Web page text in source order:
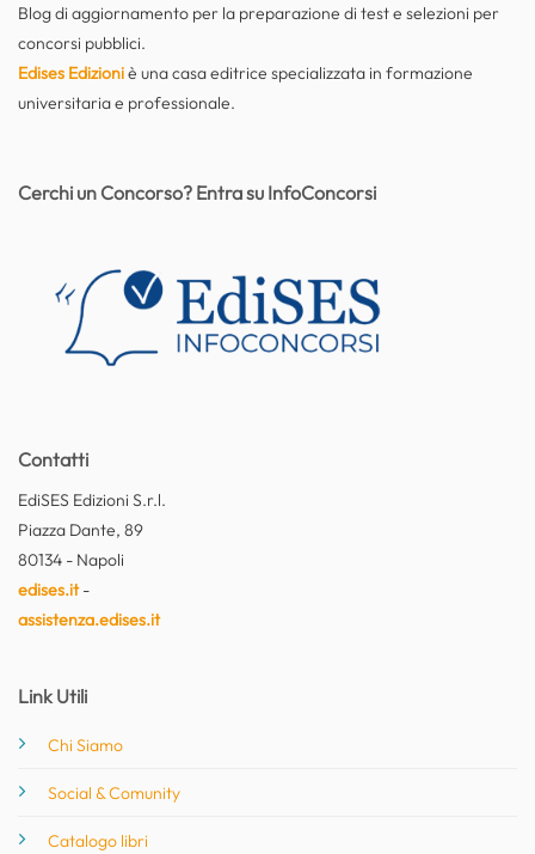
Blog di aggiornamento per la preparazione di test e selezioni per
concorsi pubblici.
Edises Edizioniè una casa editrice specializzata in formazione
universitaria e professionale.
Contatti
EdiSES Edizioni S.r.l.
Piazza Dante, 89
80134 - Napoli
edises.it-
assistenza.edises.it
Link Utili
Chi Siamo
Social & Comunity
Catalogo libri
Cerchi un Concorso? Entra su InfoConcorsi